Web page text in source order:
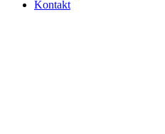
Kontakt